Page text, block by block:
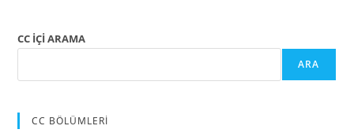
CC İÇİ ARAMA
ARA
CC BÖLÜMLERİ